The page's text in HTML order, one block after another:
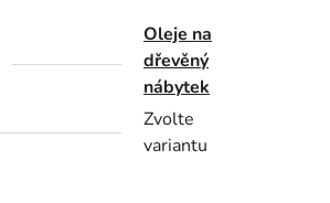
Oleje na
dřevěný
nábytek
Zvolte
variantu